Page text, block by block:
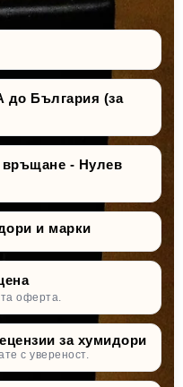
България (за
връщане - Нулев
и марки
оферта.
за хумидори
с увереност.